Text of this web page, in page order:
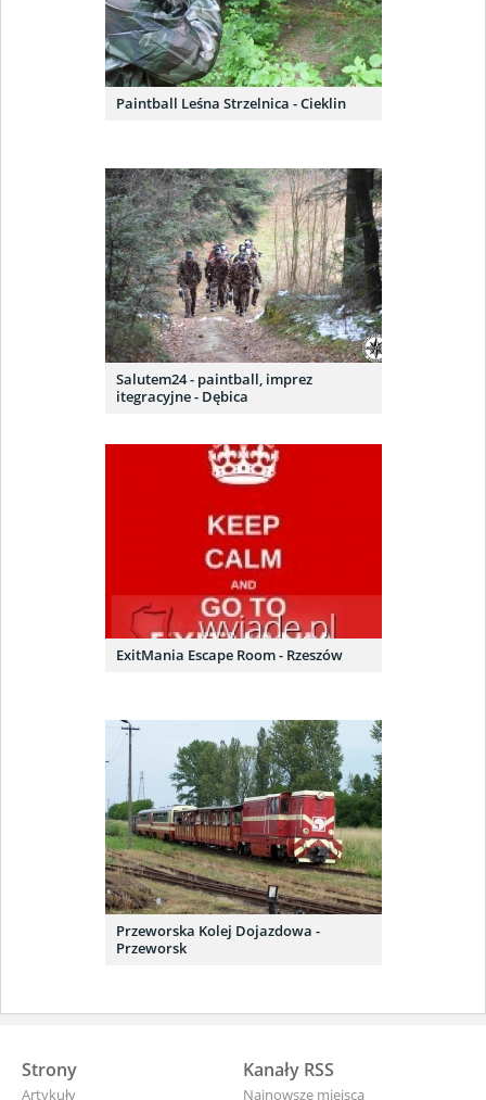
Paintball Leśna Strzelnica - Cieklin
Salutem24 - paintball, imprez
itegracyjne - Dębica
ExitMania Escape Room - Rzeszów
Przeworska Kolej Dojazdowa -
Przeworsk
Strony
Artykuły
Kanały RSS
Najnowsze miejsca